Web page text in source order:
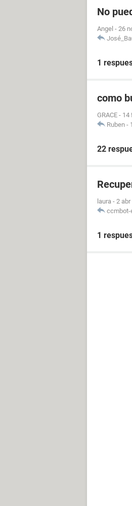
No
Angel - 26
1
como
GRACE - 14
Ruben -
22
laura - 2 abr
ccmbot-
1